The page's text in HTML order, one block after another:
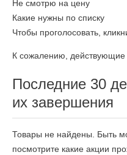
Не смотрю на цену
Какие нужны по списку
Чтобы проголосовать,
К сожалению, действующие
Последние 30
их завершения
Товары не найдены. Быть
посмотрите какие акции